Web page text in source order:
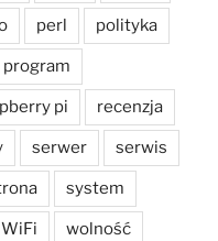
perl polityka
program
pi recenzja
serwer serwis
system
WiFi wolność